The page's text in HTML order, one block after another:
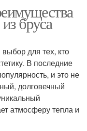
бруса
для тех, кто
В последние
и это не
долговечный
атмосферу тепла и